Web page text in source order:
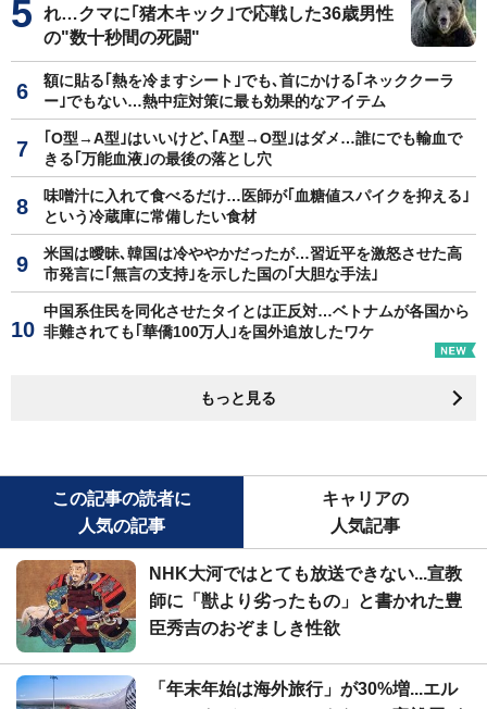
れ…クマに｢猪木キック｣で応戦した36歳男性
の"数十秒間の死闘"
額に貼る｢熱を冷ますシート｣でも､首にかける｢ネッククーラ
ー｣でもない…熱中症対策に最も効果的なアイテム
｢O型→A型｣はいいけど､｢A型→O型｣はダメ…誰にでも輸血で
きる｢万能血液｣の最後の落とし穴
味噌汁に入れて食べるだけ…医師が｢血糖値スパイクを抑える｣
という冷蔵庫に常備したい食材
米国は曖昧､韓国は冷ややかだったが…習近平を激怒させた高
市発言に｢無言の支持｣を示した国の｢大胆な手法｣
中国系住民を同化させたタイとは正反対…ベトナムが各国から
非難されても｢華僑100万人｣を国外追放したワケ
もっと見る
この記事の読者に
人気の記事
キャリアの
人気記事
NHK大河ではとても放送できない...宣教
師に「獣より劣ったもの」と書かれた豊
臣秀吉のおぞましき性欲
「年末年始は海外旅行」が30%増...エル